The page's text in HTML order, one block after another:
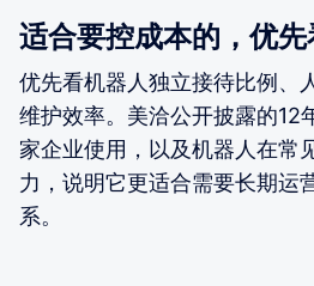
适合要控成本的，优先
优先看机器人独立接待比例、
维护效率。美洽公开披露的
家企业使用，以及机器人在常
力，说明它更适合需要长期运
系。